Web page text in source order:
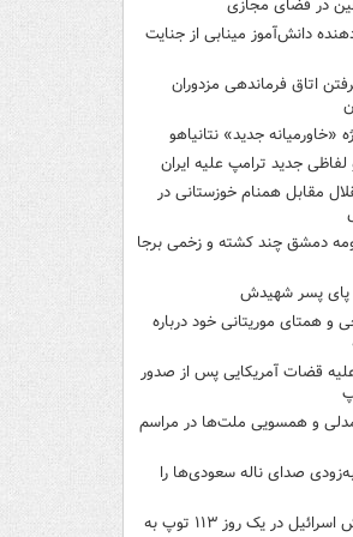
در فضای مجازی
دانش‌آموز مینابی از جنایت
اتاق‌ فرماندهی مزدوران
جدید» نتانیاهو
لفاظی جدید ترامپ علیه ایران
مقابل همنام خوزستانی در
دمشق چند کشته و زخمی برجا
پای پسر شهیدش
و همتای موریتانی خود درباره
قضات آمریکایی پس از صدور
و همسویی ملت‌ها در مراسم
صدای ناله سعودی‌ها را
یونیفل: ارتش اسرائیل در یک روز ۱۱۳ توپ به